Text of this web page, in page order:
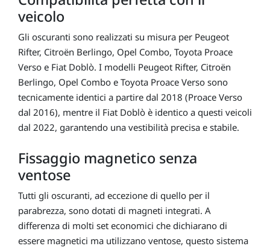
veicolo
Gli oscuranti sono realizzati su misura per Peugeot
Rifter, Citroën Berlingo, Opel Combo, Toyota Proace
Verso e Fiat Doblò. I modelli Peugeot Rifter, Citroën
Berlingo, Opel Combo e Toyota Proace Verso sono
tecnicamente identici a partire dal 2018 (Proace Verso
dal 2016), mentre il Fiat Doblò è identico a questi veicoli
dal 2022, garantendo una vestibilità precisa e stabile.
Fissaggio magnetico senza
ventose
Tutti gli oscuranti, ad eccezione di quello per il
parabrezza, sono dotati di magneti integrati. A
differenza di molti set economici che dichiarano di
essere magnetici ma utilizzano ventose, questo sistema